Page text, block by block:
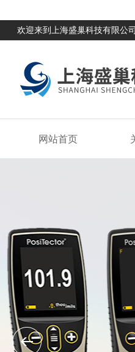
欢迎来到上海盛巢科技有限公
网站首页